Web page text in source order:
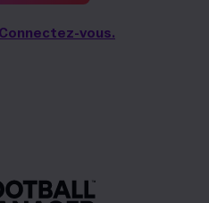
Connectez-vous.